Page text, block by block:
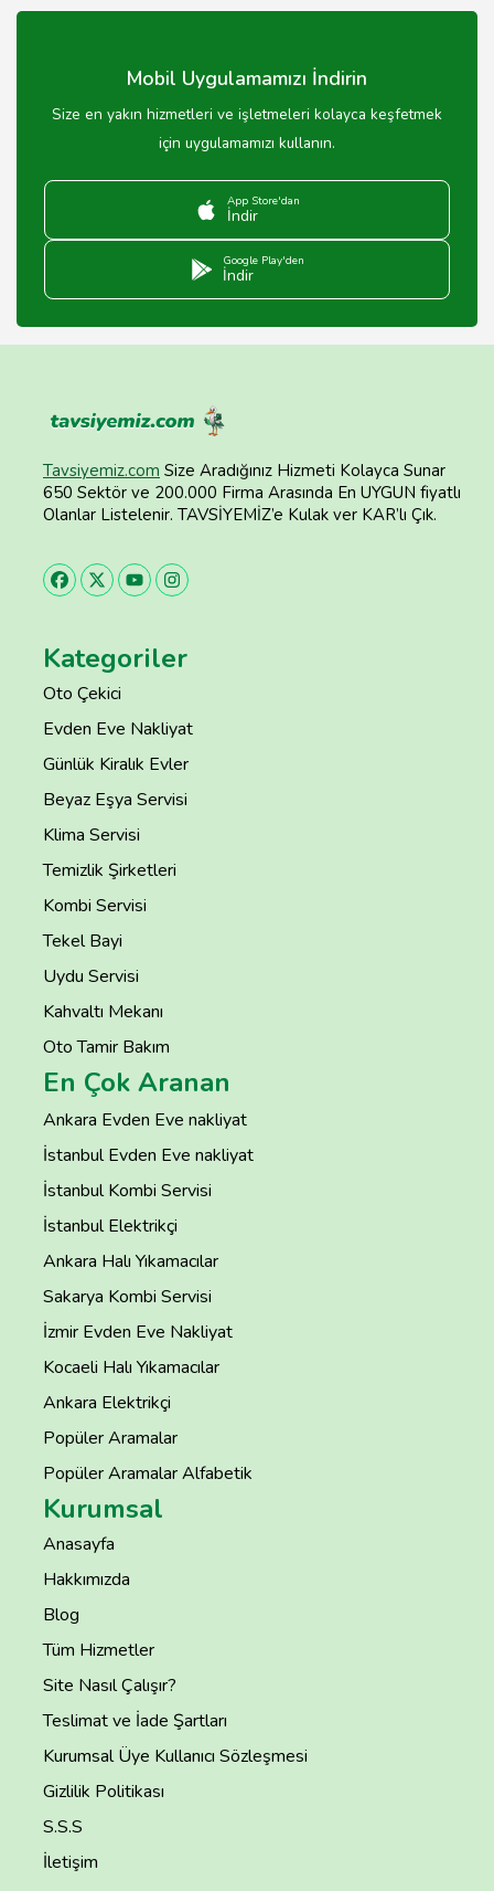
rezervasyon yapmanız önerilir.
Mobil Uygulamamızı İndirin
Size en yakın hizmetleri ve işletmeleri kolayca keşfetmek
için uygulamamızı kullanın.
App Store'dan
İndir
Google Play'den
İndir
Tavsiyemiz.com Size Aradığınız Hizmeti Kolayca Sunar
650 Sektör ve 200.000 Firma Arasında En UYGUN fiyatlı
Olanlar Listelenir. TAVSİYEMİZ’e Kulak ver KAR’lı Çık.
Kategoriler
Oto Çekici
Evden Eve Nakliyat
Günlük Kiralık Evler
Beyaz Eşya Servisi
Klima Servisi
Temizlik Şirketleri
Kombi Servisi
Tekel Bayi
Uydu Servisi
Kahvaltı Mekanı
Oto Tamir Bakım
En Çok Aranan
Ankara Evden Eve nakliyat
İstanbul Evden Eve nakliyat
İstanbul Kombi Servisi
İstanbul Elektrikçi
Ankara Halı Yıkamacılar
Sakarya Kombi Servisi
İzmir Evden Eve Nakliyat
Kocaeli Halı Yıkamacılar
Ankara Elektrikçi
Popüler Aramalar
Popüler Aramalar Alfabetik
Kurumsal
Anasayfa
Hakkımızda
Blog
Tüm Hizmetler
Site Nasıl Çalışır?
Teslimat ve İade Şartları
Kurumsal Üye Kullanıcı Sözleşmesi
Gizlilik Politikası
S.S.S
İletişim